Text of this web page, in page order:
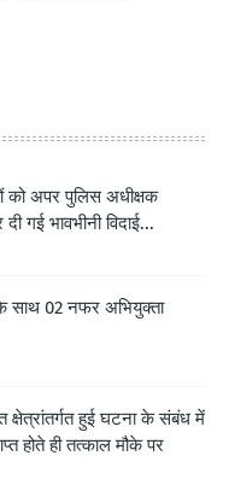
को अपर पुलिस अधीक्षक
गई भावभीनी विदाई...
साथ 02 नफर अभियुक्ता
क्षेत्रांतर्गत हुई घटना के संबंध में
होते ही तत्काल मौके पर